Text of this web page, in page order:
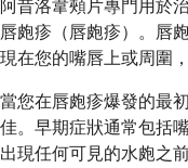
阿昔洛韋頰片專門用於
唇皰疹（唇皰疹）。唇
現在您的嘴唇上或周圍
當您在唇皰疹爆發的最
佳。早期症狀通常包括
出現任何可見的水皰之